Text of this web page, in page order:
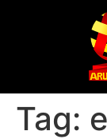
Tag: